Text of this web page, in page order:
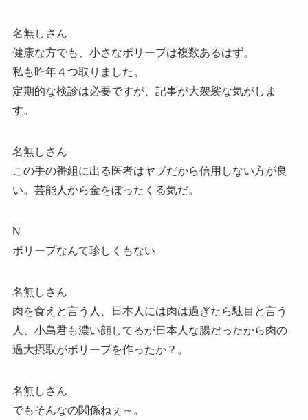
名無しさん
健康な方でも、小さなポリープは複数あるはず。
私も昨年４つ取りました。
定期的な検診は必要ですが、記事が大袈裟な気がしま
す。
名無しさん
この手の番組に出る医者はヤブだから信用しない方が良
い。芸能人から金をぼったくる気だ。
N
ポリープなんて珍しくもない
名無しさん
肉を食えと言う人、日本人には肉は過ぎたら駄目と言う
人、小島君も濃い顔してるが日本人な腸だったから肉の
過大摂取がポリープを作ったか？。
名無しさん
でもそんなの関係ねぇ～。